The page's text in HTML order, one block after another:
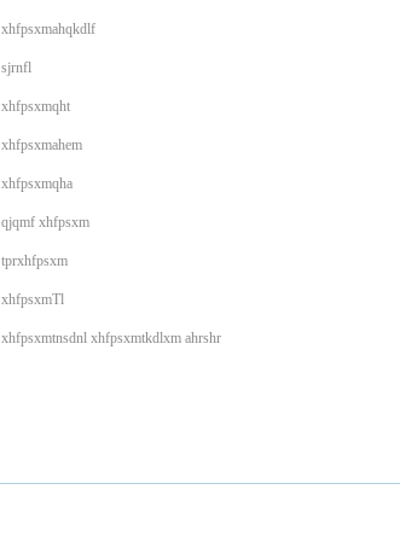
xhfpsxmahqkdlf
sjrnfl
xhfpsxmqht
xhfpsxmahem
xhfpsxmqha
qjqmf xhfpsxm
tprxhfpsxm
xhfpsxmTl
xhfpsxmtnsdnl xhfpsxmtkdlxm ahrshr